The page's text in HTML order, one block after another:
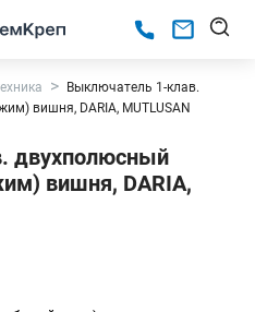
Выключатель 1-клав.
вишня, DARIA, MUTLUSAN
двухполюсный
вишня, DARIA,